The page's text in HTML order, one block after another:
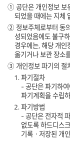
① 공단은 개인정보 보
되었을 때에는 지체
② 정보주체로부터 동
성되었음에도 불구
경우에는, 해당 개
옮기거나 보관 장소
③ 개인정보 파기의 절
1. 파기절차
- 공단은 파기하
파기계획을 수립
2. 파기방법
- 공단은 전자적
없도록 하드디스
기록ㆍ저장된 개